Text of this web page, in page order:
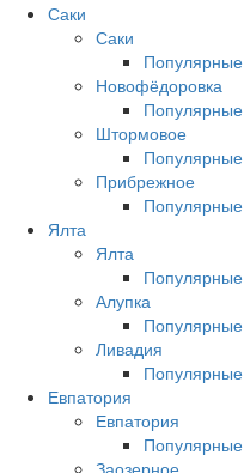
Саки
Саки
Популярные
Новофёдоровка
Популярные
Штормовое
Популярные
Прибрежное
Популярные
Ялта
Ялта
Популярные
Алупка
Популярные
Ливадия
Популярные
Евпатория
Евпатория
Популярные
Заозерное